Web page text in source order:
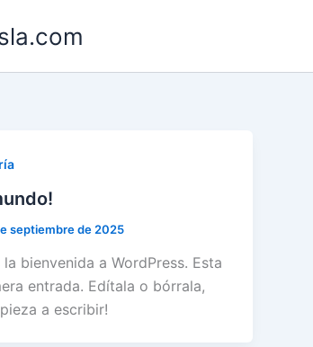
septiembre de 2025
la bienvenida a WordPress. Esta
entrada. Edítala o bórrala,
a escribir!